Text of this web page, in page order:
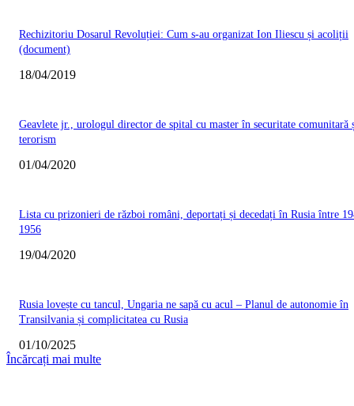
Rechizitoriu Dosarul Revoluției: Cum s-au organizat Ion Iliescu și acoliții
(document)
18/04/2019
Geavlete jr., urologul director de spital cu master în securitate comunitară
terorism
01/04/2020
Lista cu prizonieri de război români, deportați și decedați în Rusia între
1956
19/04/2020
Rusia lovește cu tancul, Ungaria ne sapă cu acul – Planul de autonomie în
Transilvania și complicitatea cu Rusia
01/10/2025
Încărcați mai multe